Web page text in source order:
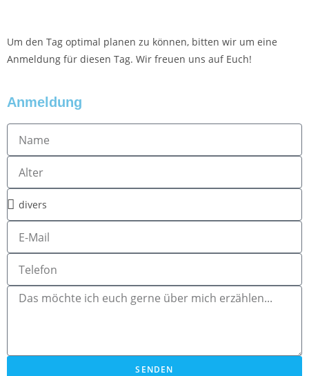
Um den Tag optimal planen zu können, bitten wir um eine
Anmeldung für diesen Tag. Wir freuen uns auf Euch!
Anmeldung
SENDEN